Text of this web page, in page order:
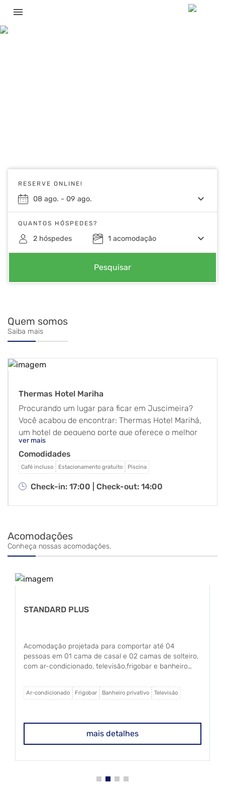
menu
RESERVE ONLINE!
08 ago. - 09 ago. keyboard_arrow_down
QUANTOS HÓSPEDES?
2 hóspedes 1 acomodação keyboard_arrow_down
Pesquisar
Quem somos
Saiba mais
Thermas Hotel Mariha
Procurando um lugar para ficar em Juscimeira?
Você acabou de encontrar: Thermas Hotel Marihá,
um hotel de pequeno porte que oferece o melhor
de Juscimeira. Os quartos do Thermas Hotel
Mariha contam com minibar e ar-condicionado.
Além disso, o Thermas Hotel Mariha oferece
piscina e restaurante, o que vai tornar sua viagem
a Juscimeira ainda mais gratificante.
ver mais
Comodidades
Café incluso Estacionamento gratuito Piscina
Check-in: 17:00 | Check-out: 14:00
Acomodações
Conheça nossas acomodações.
STANDARD PLUS
Acomodação projetada para comportar até 04
pessoas em 01 cama de casal e 02 camas de solteiro,
com ar-condicionado, televisão,frigobar e banheiro
Ar-condicionado Frigobar Banheiro privativo Televisão
mais detalhes